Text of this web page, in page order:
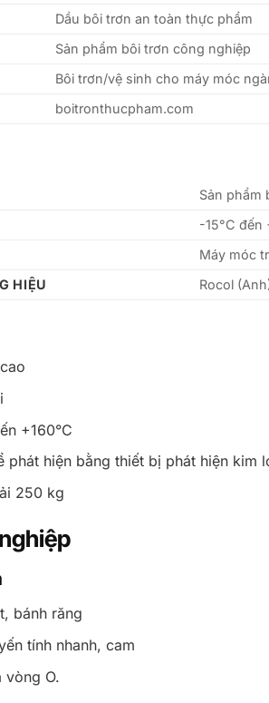
Dầu bôi trơn an toàn thực phẩm
Sản phẩm bôi trơn công nghiệp
Bôi trơn/vệ sinh cho máy móc
boitronthucpham.com
Sản phẩm
-15°C đến
Máy móc
HIỆU
Rocol
+160°C
phát hiện bằng thiết bị phát hiện kim
250 kg
bánh răng
tính nhanh, cam
vòng O.